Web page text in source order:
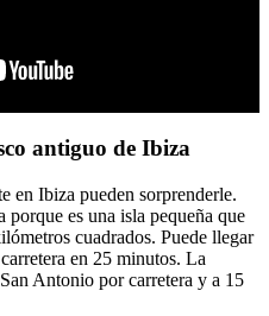
antiguo de Ibiza
en Ibiza pueden sorprenderle.
es una isla pequeña que
cuadrados. Puede llegar
en 25 minutos. La
Antonio por carretera y a 15